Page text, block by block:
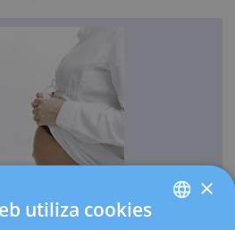
×
utiliza cookies